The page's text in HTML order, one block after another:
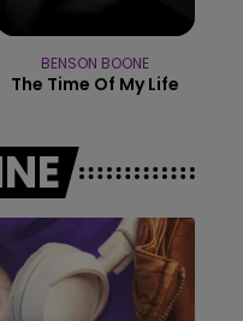
BENSON BOONE
The Time Of My Life